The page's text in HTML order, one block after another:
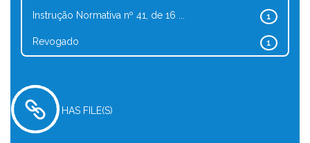
1
Instrução Normativa nº 41, de 16 ...
1
Revogado
HAS FILE(S)